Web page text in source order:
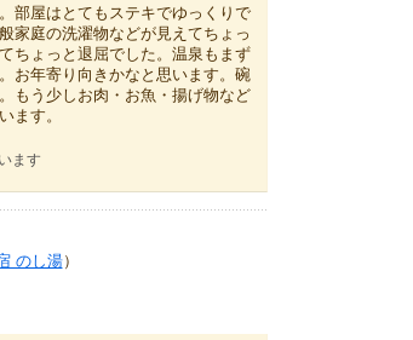
部屋はとてもステキでゆっくりで
家庭の洗濯物などが見えてちょっ
ちょっと退屈でした。温泉もまず
お年寄り向きかなと思います。碗
もう少しお肉・お魚・揚げ物など
ます。
ます
のし湯）